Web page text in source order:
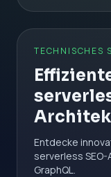
TECHNISCHES
Entdecke
serverless
GraphQL.